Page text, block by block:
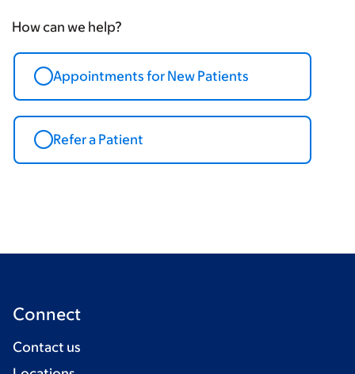
How can we help?
Appointments for New Patients
Refer a Patient
Connect
Contact us